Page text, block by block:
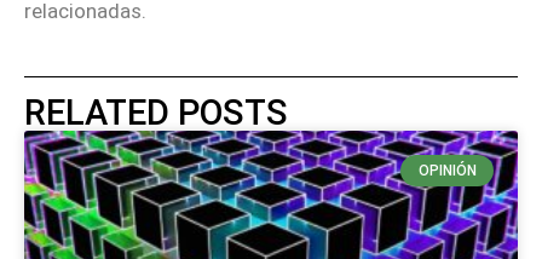
relacionadas.
RELATED POSTS
OPINIÓN